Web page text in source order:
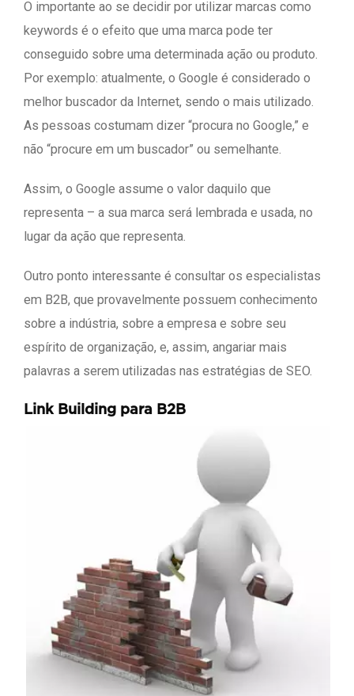
O importante ao se decidir por utilizar marcas como
keywords é o efeito que uma marca pode ter
conseguido sobre uma determinada ação ou produto.
Por exemplo: atualmente, o Google é considerado o
melhor buscador da Internet, sendo o mais utilizado.
As pessoas costumam dizer “procura no Google,” e
não “procure em um buscador” ou semelhante.
Assim, o Google assume o valor daquilo que
representa – a sua marca será lembrada e usada, no
lugar da ação que representa.
Outro ponto interessante é consultar os especialistas
em B2B, que provavelmente possuem conhecimento
sobre a indústria, sobre a empresa e sobre seu
espírito de organização, e, assim, angariar mais
palavras a serem utilizadas nas estratégias de SEO.
Link Building para B2B